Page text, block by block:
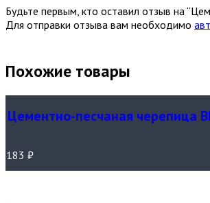
Будьте первым, кто оставил отзыв на
Для отправки отзыва вам необходимо
Похожие товары
Цементно-песчаная черепица
183 ₽